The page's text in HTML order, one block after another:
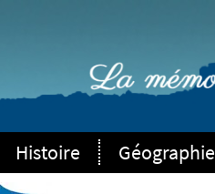
Histoire Géographie